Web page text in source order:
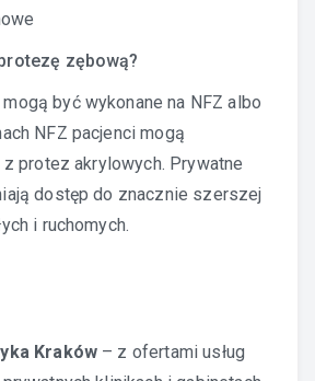
zębową?
być wykonane na NFZ albo
NFZ pacjenci mogą
protez akrylowych. Prywatne
dostęp do znacznie szerszej
i ruchomych.
Kraków – z ofertami usług